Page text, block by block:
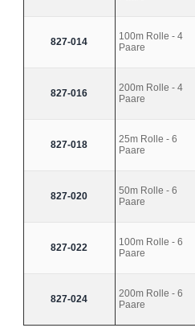
827-014
100m Rolle - 4
Paare
827-016
200m Rolle - 4
Paare
827-018
25m Rolle - 6
Paare
827-020
50m Rolle - 6
Paare
827-022
100m Rolle - 6
Paare
827-024
200m Rolle - 6
Paare